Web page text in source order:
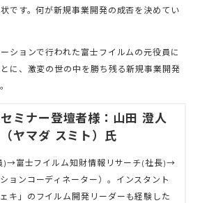
です。何が新規事業開発の成否を決めてい
ションで行われた富士フイルムの元役員に
に、激変の世の中を勝ち残る新規事業開発
セミナー登壇者様：山田 澄人
（ヤマダ スミト）氏
)→富士フイルム知財情報リサーチ(社長)→
ョンコーディネーター）。インスタント
キ」のフイルム開発リーダーも経験した